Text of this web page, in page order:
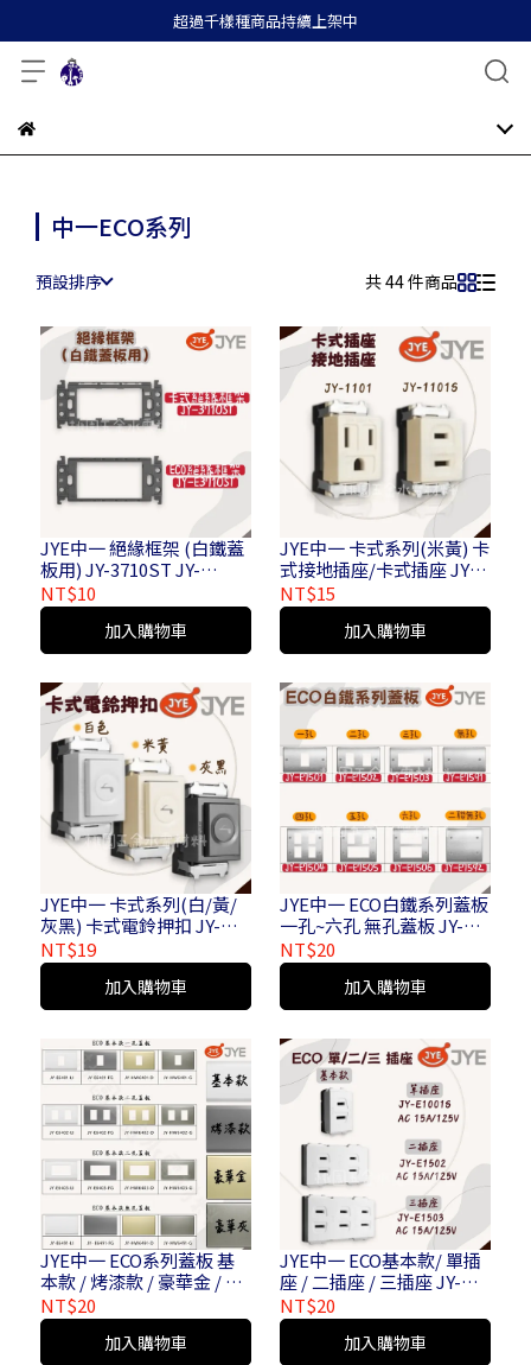
超過千樣種商品持續上架中
中一ECO系列
預設排序 共 44 件商品
JYE中一 絕緣框架 (白鐵蓋
板用) JY-3710ST JY-
E3710ST
NT$10
加入購物車
JYE中一 卡式系列(米黃) 卡
式接地插座/卡式插座 JY-
1101 / JY-1001S
NT$15
加入購物車
JYE中一 卡式系列(白/黃/
灰黑) 卡式電鈴押扣 JY-
2001W/JY-2001/JY-
2001GB
NT$19
加入購物車
JYE中一 ECO白鐵系列蓋板
一孔~六孔 無孔蓋板 JY-
7501 JY-7506 JY-7591 JY-
9592
NT$20
加入購物車
JYE中一 ECO系列蓋板 基
本款 / 烤漆款 / 豪華金 / 豪
華灰
NT$20
加入購物車
JYE中一 ECO基本款/ 單插
座 / 二插座 / 三插座 JY-
E1001S JY-E1502 JY-
E1503
NT$20
加入購物車